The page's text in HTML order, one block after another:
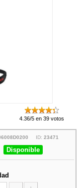
4.36/5 en 39 votos
ID:23471
Disponible